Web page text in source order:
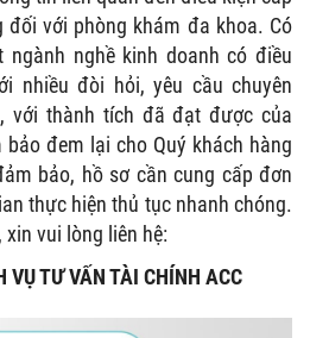
đối với phòng khám đa khoa. Có
nghề kinh doanh có điều
nhiều đòi hỏi, yêu cầu chuyên
với thành tích đã đạt được của
bảo đem lại cho Quý khách hàng
bảo, hồ sơ cần cung cấp đơn
thực hiện thủ tục nhanh chóng.
vui lòng liên hệ:
VỤ TƯ VẤN TÀI CHÍNH ACC